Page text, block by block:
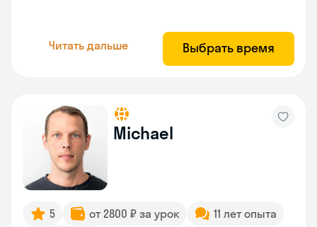
Читать дальше Выбрать время
Michael
5 от 2800 ₽ за урок
11 лет опыта